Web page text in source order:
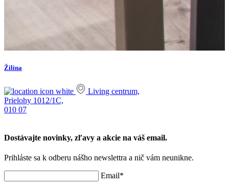
Žilina
Living centrum,
Prielohy 1012/1C,
010 07
Dostávajte novinky, zľavy a akcie na váš email.
Prihláste sa k odberu nášho newslettra a nič vám neunikne.
Email*